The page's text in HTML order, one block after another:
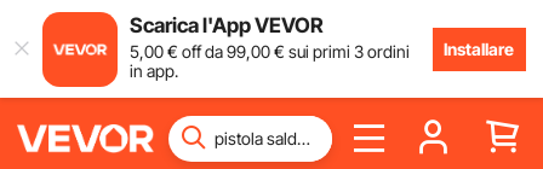
Scarica l'App VEVOR
5,00€ off da99,00€ sui primi 3 ordini
in app.
Installare